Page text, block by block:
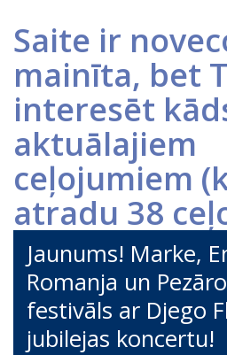
Saite ir
mainīta, bet
interesēt
aktuālajiem
ceļojumiem
atradu 38
Jaunums! Marke,
Romanja un
festivāls ar Djego
jubilejas koncertu!